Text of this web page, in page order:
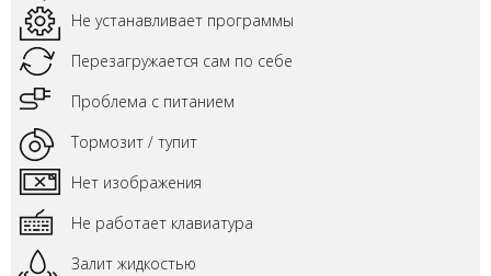
Не устанавливает программы
Перезагружается сам по себе
Проблема с питанием
Тормозит / тупит
Нет изображения
Не работает клавиатура
Залит жидкостью